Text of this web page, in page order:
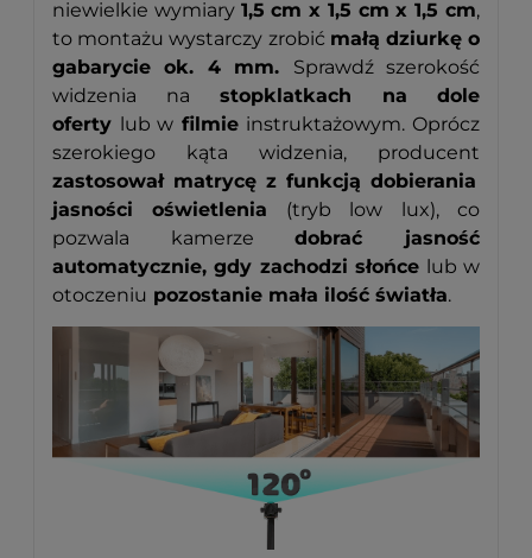
niewielkie wymiary 1,5 cm x 1,5 cm x 1,5 cm,
to montażu wystarczy zrobić małą dziurkę o
gabarycie ok. 4 mm. Sprawdź szerokość
widzenia na stopklatkach na dole
oferty
lub w filmie instruktażowym. Oprócz
szerokiego kąta widzenia, producent
zastosował matrycę z funkcją dobierania
jasności oświetlenia (tryb low lux), co
pozwala kamerzedobrać jasność
automatycznie, gdy zachodzi słońce lub w
otoczeniu pozostanie mała ilość światła.